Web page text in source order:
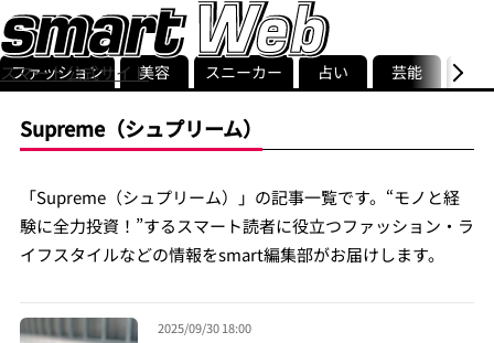
スマート公式サイト
smart最新号
記事一覧ランキング
ストリ
ファッション 美容 スニーカー 占い 芸能 グル
Supreme（シュプリーム）
「Supreme（シュプリーム）」の記事一覧です。“モノと経
験に全力投資！”するスマート読者に役立つファッション・ラ
イフスタイルなどの情報をsmart編集部がお届けします。
2025/09/30 18:00